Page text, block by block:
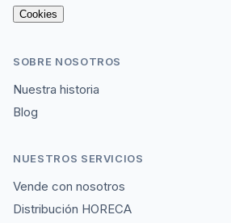
Cookies
SOBRE NOSOTROS
Nuestra historia
Blog
NUESTROS SERVICIOS
Vende con nosotros
Distribución HORECA